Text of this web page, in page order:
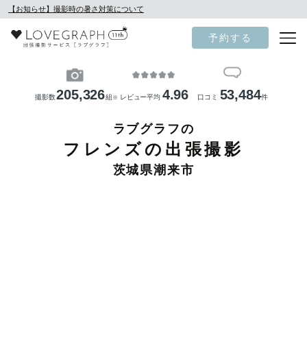
【お知らせ】撮影時の暑さ対策について
予約する
撮影数205,326組 ※ レビュー平均 4.96 口コミ 53,484件
ラブグラフの
フレンズの出張撮影
茨城県潮来市